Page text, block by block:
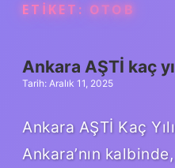
ETIKET: OTOB
Ankara AŞTİ kaç
Tarih: Aralık 11, 2025
Ankara AŞTİ Kaç
Ankara’nın